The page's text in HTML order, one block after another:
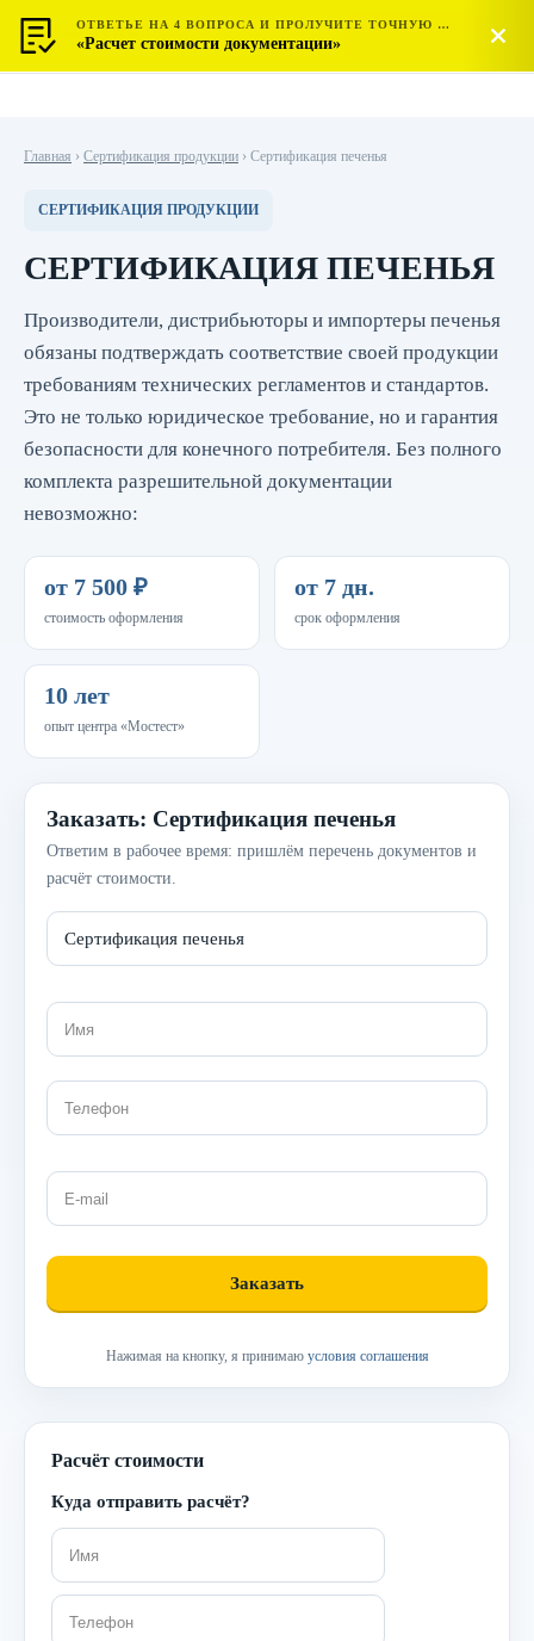
МОСТЕСТ
ЦЕНТР СЕРТИФИКАЦИИ
Главная › Сертификация продукции › Сертификация печенья
СЕРТИФИКАЦИЯ ПРОДУКЦИИ
СЕРТИФИКАЦИЯ ПЕЧЕНЬЯ
Производители, дистрибьюторы и импортеры печенья
обязаны подтверждать соответствие своей продукции
требованиям технических регламентов и стандартов.
Это не только юридическое требование, но и гарантия
безопасности для конечного потребителя. Без полного
комплекта разрешительной документации
невозможно:
от 7 500 ₽
стоимость оформления
от 7 дн.
срок оформления
10 лет
опыт центра «Мостест»
Заказать: Сертификация печенья
Ответим в рабочее время: пришлём перечень документов и
расчёт стоимости.
Нажимая на кнопку, я принимаю условия соглашения
Расчёт стоимости
Куда отправить расчёт?
ОТВЕТЬЕ НА 4 ВОПРОСА И ПРОЛУЧИТЕ ТОЧНУЮ СТОИМОСТЬ
«Расчет стоимости документации»